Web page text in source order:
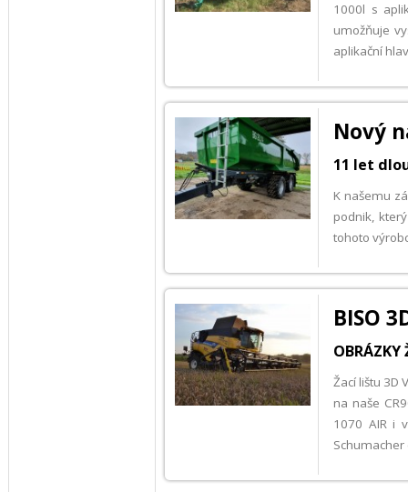
1000l s
umožňuje
aplikační
Nový
11 let
K našemu
podnik,
tohoto
BISO
OBRÁZKY
Žací lištu 3D
na naše
1070 AIR i